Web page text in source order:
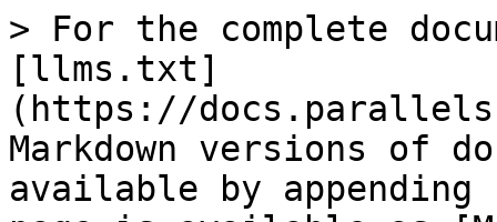
> For the complete
[llms.txt]
(https://
Markdown versions of
available by